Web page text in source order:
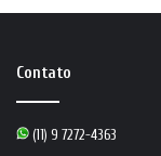
Contato
(11) 9 7272-4363